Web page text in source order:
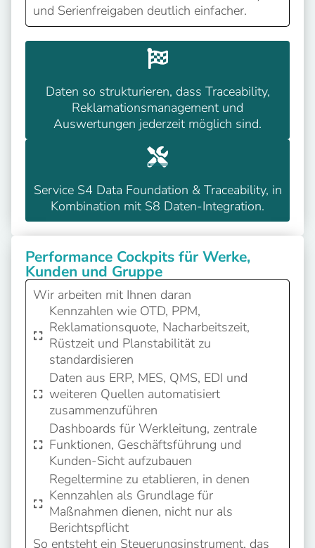
und Serienfreigaben deutlich einfacher.
Daten so strukturieren, dass Traceability,
Reklamationsmanagement und
Auswertungen jederzeit möglich sind.
Service S4 Data Foundation & Traceability, in
Kombination mit S8 Daten-Integration.
Performance Cockpits für Werke,
Kunden und Gruppe
Wir arbeiten mit Ihnen daran
Kennzahlen wie OTD, PPM,
Reklamationsquote, Nacharbeitszeit,
Rüstzeit und Planstabilität zu
standardisieren
Daten aus ERP, MES, QMS, EDI und
weiteren Quellen automatisiert
zusammenzuführen
Dashboards für Werkleitung, zentrale
Funktionen, Geschäftsführung und
Kunden-Sicht aufzubauen
Regeltermine zu etablieren, in denen
Kennzahlen als Grundlage für
Maßnahmen dienen, nicht nur als
Berichtspflicht
So entsteht ein Steuerungsinstrument, das